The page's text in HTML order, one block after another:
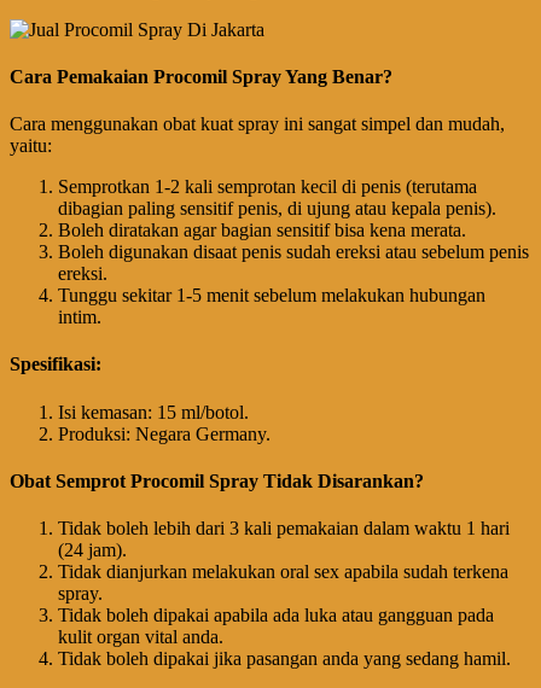
Cara Pemakaian Procomil Spray Yang Benar?
Cara menggunakan obat kuat spray ini sangat simpel dan mudah,
yaitu:
Semprotkan 1-2 kali semprotan kecil di penis (terutama
dibagian paling sensitif penis, di ujung atau kepala penis).
Boleh diratakan agar bagian sensitif bisa kena merata.
Boleh digunakan disaat penis sudah ereksi atau sebelum penis
ereksi.
Tunggu sekitar 1-5 menit sebelum melakukan hubungan
intim.
Spesifikasi:
Isi kemasan: 15 ml/botol.
Produksi: Negara Germany.
Obat Semprot Procomil Spray Tidak Disarankan?
Tidak boleh lebih dari 3 kali pemakaian dalam waktu 1 hari
(24 jam).
Tidak dianjurkan melakukan oral sex apabila sudah terkena
spray.
Tidak boleh dipakai apabila ada luka atau gangguan pada
kulit organ vital anda.
Tidak boleh dipakai jika pasangan anda yang sedang hamil.